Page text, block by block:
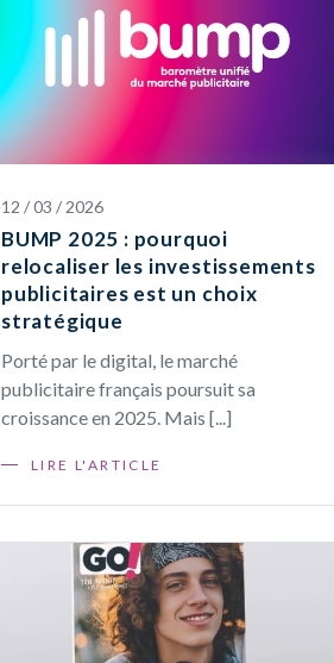
12 / 03 / 2026
BUMP 2025 : pourquoi
relocaliser les investissements
publicitaires est un choix
stratégique
Porté par le digital, le marché
publicitaire français poursuit sa
croissance en 2025. Mais [...]
LIRE L'ARTICLE